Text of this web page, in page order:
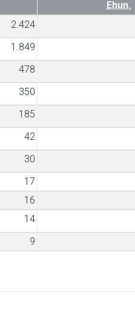
Ehun.
2.424
1.849
478
350
185
42
30
17
16
14
9